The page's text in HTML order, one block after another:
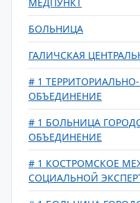
БОЛЬНИЦА
ГАЛИЧСКАЯ
# 1
ОБЪЕДИНЕНИЕ
# 1 БОЛЬНИЦА
ОБЪЕДИНЕНИЕ
# 1 КОСТРОМСКОЕ
СОЦИАЛЬНОЙ